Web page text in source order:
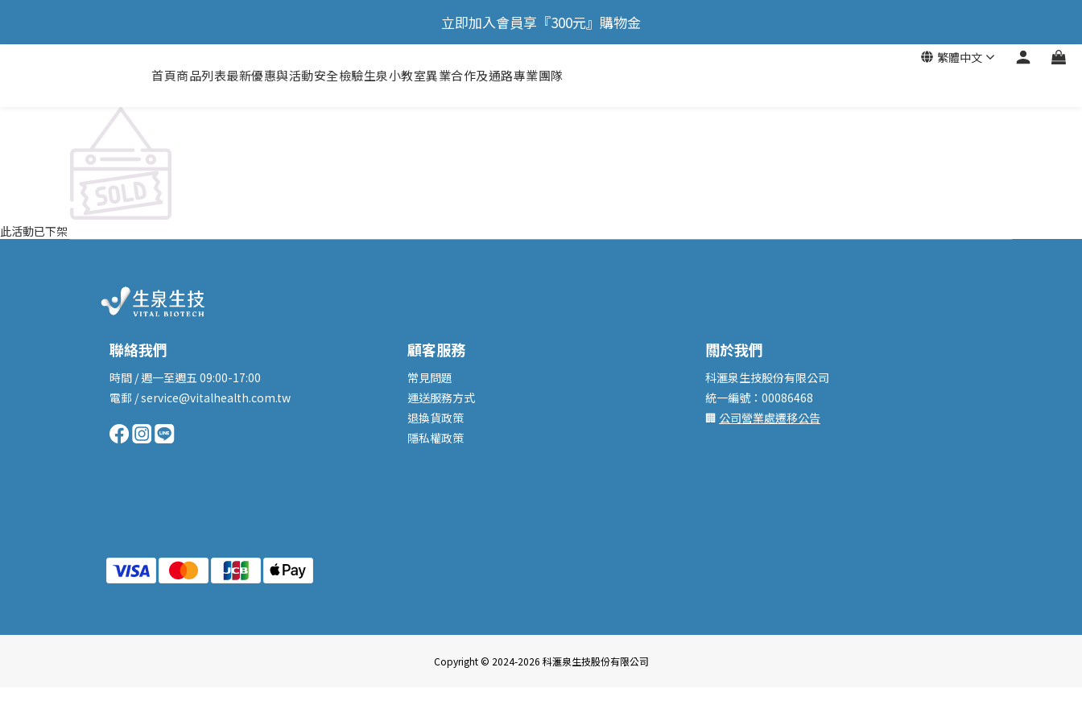
🎉 歡慶88節，滿額送膠原蛋白正貨！！
立即加入會員享『300元』購物金
🎉 歡慶88節，滿額送膠原蛋白正貨！！ 繁體中文
首頁商品列表最新優惠與活動安全檢驗生泉小教室異業合作及通路專業團隊
此活動已下架
聯絡我們
時間 / 週一至週五 09:00-17:00
電郵 / service@vitalhealth.com.tw
顧客服務
常見問題
運送服務方式
退換貨政策
隱私權政策
關於我們
科滙泉生技股份有限公司
統一編號：00086468
🏢 公司營業處遷移公告
Copyright © 2024-2026 科滙泉生技股份有限公司